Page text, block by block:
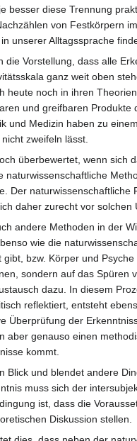
besser diese Trennung
von Festkörpern
unserer Alltagssprache
Vorstellung, dass alle
ganz weit oben
heute noch in ihren
und greifbaren
und Medizin haben zu
zweifeln lässt.
überbewertet, wenn
Der
daher zurecht vor solchen
andere Methoden in der
wie die
bzw. Körper und
sondern auf das
dazu. In diesem
reflektiert, entsteht
Überprüfung der
aber genauso einen
kommt.
Blick und blendet andere
muss sich der
ist, dass die
Diskussion stellen.